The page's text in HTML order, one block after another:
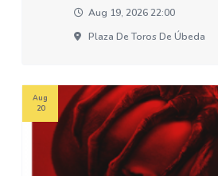
Aug 19, 2026 22:00
Plaza De Toros De Úbeda
Aug
20